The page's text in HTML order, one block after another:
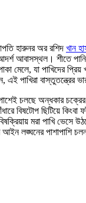
হারুনর অর রশিদ খান
আবাসস্থল। শীতে
যা পাখিদের প্রিয়
পাখিরা বাস্তুতন্ত্রের
চলছে অন্ধকার চক্রের
বিষটোপ ছিটিয়ে কিংবা
মরা পাখি ভেসে
আইন লঙ্ঘনের পাশাপাশি